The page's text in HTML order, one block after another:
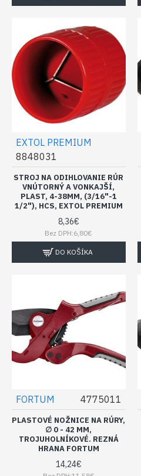
EXTOL PREMIUM
8848031
STROJ NA ODIHLOVANIE RÚR
VNÚTORNÝ A VONKAJŠÍ,
PLAST, 4-38MM, (3/16"-1
1/2"), HCS, EXTOL PREMIUM
8,36€
Bez DPH:6,80€
DO KOŠÍKA
FORTUM 4775011
PLASTOVÉ NOŽNICE NA RÚRY,
∅ 0 - 42 MM,
TROJUHOLNÍKOVÉ. REZNÁ
HRANA FORTUM
14,24€